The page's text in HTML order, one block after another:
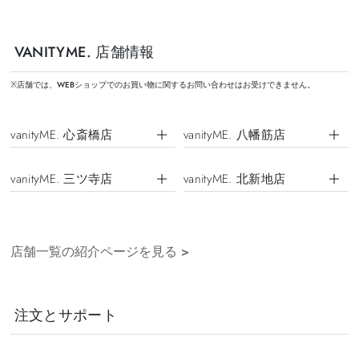
VANITYME. 店舗情報
※店舗では、WEBショップでのお買い物に関するお問い合わせはお受けできません。
vanityME. 心斎橋店 vanityME. 八幡筋店
vanityME. 三ツ寺店 vanityME. 北新地店
店舗一覧の紹介ページを見る >
注文とサポート